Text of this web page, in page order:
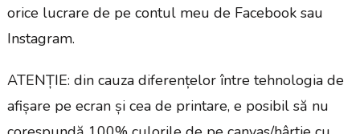
orice lucrare de pe contul meu de Facebook sau
Instagram.
ATENȚIE: din cauza diferențelor între tehnologia de
afișare pe ecran și cea de printare, e posibil să nu